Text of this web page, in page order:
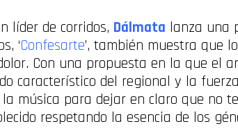
líder de corridos, Dálmata lanza una
‘Confesarte’, también muestra que
Con una propuesta en la que el
característico del regional y la
música para dejar en claro que no
respetando la esencia de los